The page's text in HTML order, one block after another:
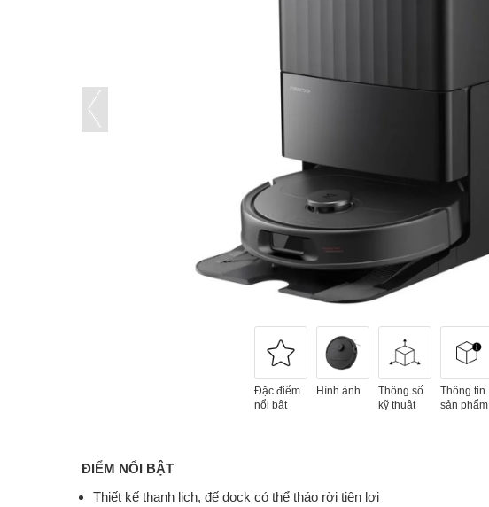
Đặc điểm
nổi bật
Hình ảnh
Thông số
kỹ thuật
Thông tin
sản phẩm
ĐIỂM NỔI BẬT
Thiết kế thanh lịch, đế dock có thể tháo rời tiện lợi